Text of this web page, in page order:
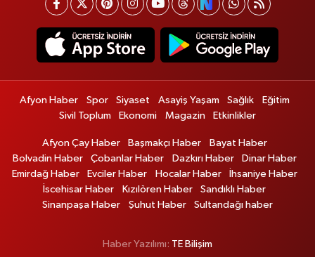
Afyon Haber Spor Siyaset Asayiş Yaşam Sağlık
Eğitim
Sivil Toplum
Ekonomi Magazin Etkinlikler
Afyon Çay Haber Başmakçı Haber
Bayat Haber
Bolvadin Haber
Çobanlar Haber Dazkırı Haber
Dinar Haber
Emirdağ Haber
Evciler Haber Hocalar Haber
İhsaniye Haber
İscehisar Haber
Kızılören Haber
Sandıklı Haber
Sinanpaşa Haber
Şuhut Haber Sultandağı haber
Haber Yazılımı: TE Bilişim